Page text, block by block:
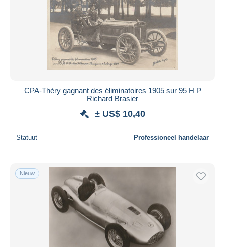
Motorsport
Andere & zonder classificatie
Veilingen zonder biedingen
Veilinghuizen
Verkocht
Alle looptijden
Prijs
Gratis levering
Betaalmiddelen
PayPal
Bankoverschrijving
CPA-Théry gagnant des éliminatoires 1905 sur 95 H P
Richard Brasier
± US$ 10,40
Statuut Professioneel handelaar
Nieuw